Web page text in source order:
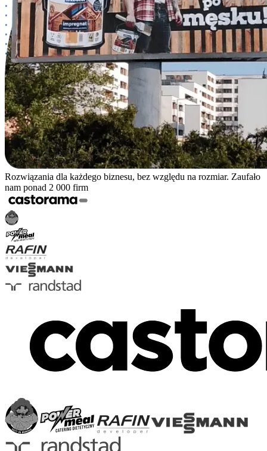
Rozwiązania dla każdego biznesu, bez względu na rozmiar. Zaufało
nam ponad 2 000 firm